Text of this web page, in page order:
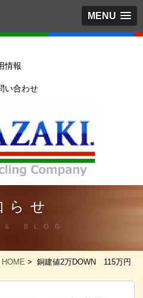
MENU
情報
い合わせ
らせ
＆ BLOG
HOME > 銅建値2万DOWN 115万円